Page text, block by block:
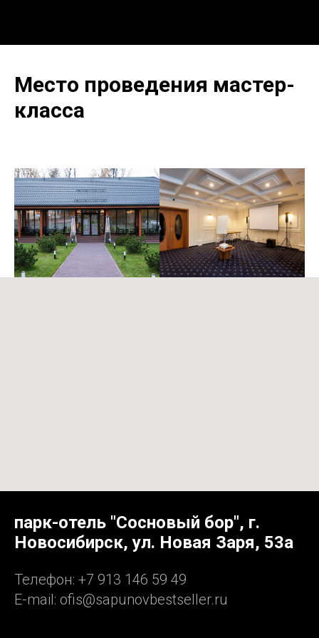
Место проведения мастер-
класса
парк-отель "Сосновый бор", г.
Новосибирск, ул. Новая Заря, 53а
Телефон: +7 913 146 59 49
E-mail: ofis@sapunovbestseller.ru